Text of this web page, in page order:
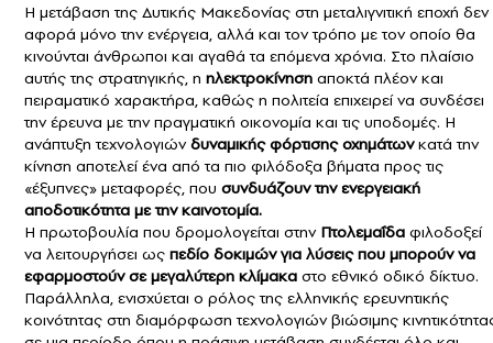
Η μετάβαση της Δυτικής Μακεδονίας στη μεταλιγνιτική εποχή δεν
αφορά μόνο την ενέργεια, αλλά και τον τρόπο με τον οποίο θα
κινούνται άνθρωποι και αγαθά τα επόμενα χρόνια. Στο πλαίσιο
αυτής της στρατηγικής, η ηλεκτροκίνηση αποκτά πλέον και
πειραματικό χαρακτήρα, καθώς η πολιτεία επιχειρεί να συνδέσει
την έρευνα με την πραγματική οικονομία και τις υποδομές. Η
ανάπτυξη τεχνολογιώνδυναμικής φόρτισης οχημάτωνκατά την
κίνηση αποτελεί ένα από τα πιο φιλόδοξα βήματα προς τις
«έξυπνες» μεταφορές, που συνδυάζουν την ενεργειακή
αποδοτικότητα με την καινοτομία.
Η πρωτοβουλία που δρομολογείται στην Πτολεμαΐδα φιλοδοξεί
να λειτουργήσει ως πεδίο δοκιμών για λύσεις που μπορούν να
εφαρμοστούν σε μεγαλύτερη κλίμακα στο εθνικό οδικό δίκτυο.
Παράλληλα, ενισχύεται ο ρόλος της ελληνικής ερευνητικής
κοινότητας στη διαμόρφωση τεχνολογιών βιώσιμης